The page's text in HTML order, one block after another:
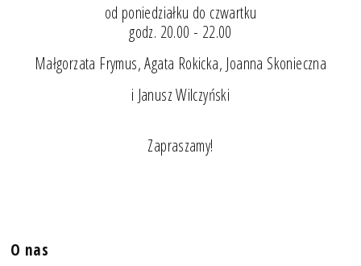
od poniedziałku do czwartku
godz. 20.00 - 22.00
Małgorzata Frymus, Agata Rokicka, Joanna Skonieczna
i Janusz Wilczyński
Zapraszamy!
O nas